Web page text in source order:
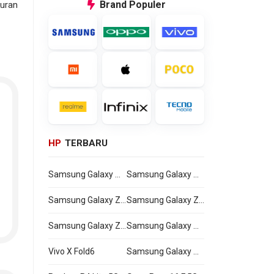
Brand Populer
HP TERBARU
Vivo X Fold6